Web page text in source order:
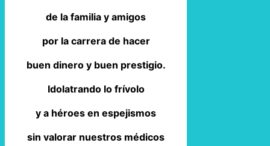
de la familia y amigos
por la carrera de hacer
buen dinero y buen prestigio.
Idolatrando lo frívolo
y a héroes en espejismos
sin valorar nuestros médicos